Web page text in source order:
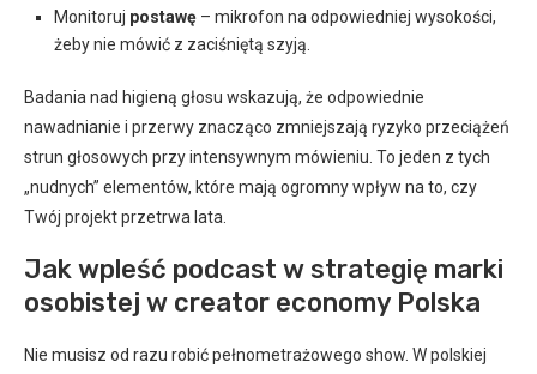
Monitoruj postawę – mikrofon na odpowiedniej wysokości,
żeby nie mówić z zaciśniętą szyją.
Badania nad higieną głosu wskazują, że odpowiednie
nawadnianie i przerwy znacząco zmniejszają ryzyko przeciążeń
strun głosowych przy intensywnym mówieniu. To jeden z tych
„nudnych” elementów, które mają ogromny wpływ na to, czy
Twój projekt przetrwa lata.
Jak wpleść podcast w strategię marki
osobistej w creator economy Polska
Nie musisz od razu robić pełnometrażowego show. W polskiej